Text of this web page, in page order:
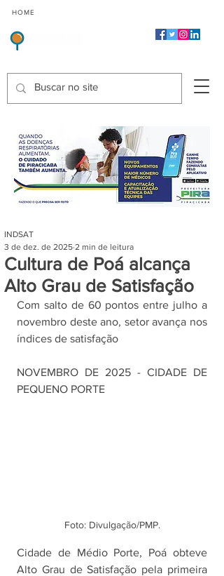
HOME
Cultura de Poá alcança
Alto Grau de Satisfação
INDSAT
3 de dez. de 2025 2 min de leitura
Com salto de 60 pontos entre julho a
novembro deste ano, setor avança nos
índices de satisfação
NOVEMBRO DE 2025 - CIDADE DE
PEQUENO PORTE
Foto: Divulgação/PMP.
Cidade de Médio Porte, Poá obteve
Alto Grau de Satisfação pela primeira